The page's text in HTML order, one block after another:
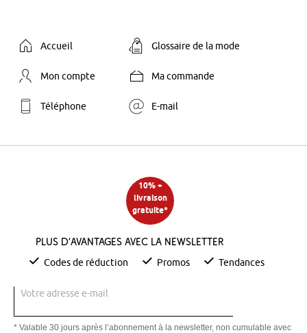
Accueil Glossaire de la mode
Mon compte Ma commande
Téléphone E-mail
10% +
livraison
gratuite*
Plus d’avantages avec la newsletter
Codes de réduction Promos Tendances
Votre adresse e-mail
* Valable 30 jours après l’abonnement à la newsletter, non cumulable avec